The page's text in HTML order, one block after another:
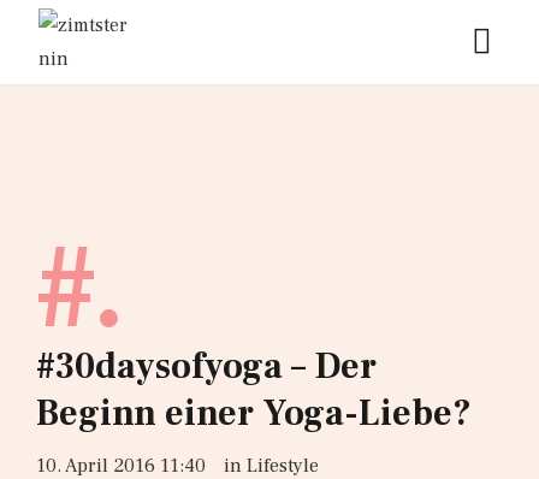
#.
#30daysofyoga – Der
Beginn einer Yoga-Liebe?
10. April 2016 11:40 in Lifestyle